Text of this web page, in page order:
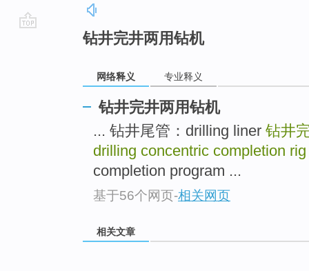
钻井完井两用钻机
网络释义 专业释义
钻井完井两用钻机
... 钻井尾管：drilling liner 钻井
drilling concentric completion rig
completion program ...
基于56个网页-相关网页
相关文章